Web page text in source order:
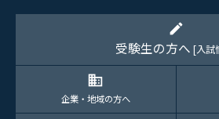
edit
受験生の方へ [入試
domain
企業・地域の方へ